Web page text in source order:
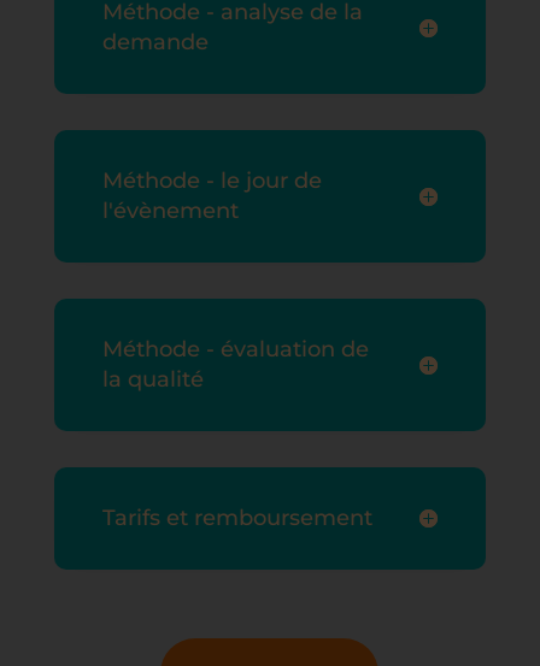
Méthode - analyse de la
demande
Méthode - le jour de
l'évènement
Méthode - évaluation de
la qualité
Tarifs et remboursement